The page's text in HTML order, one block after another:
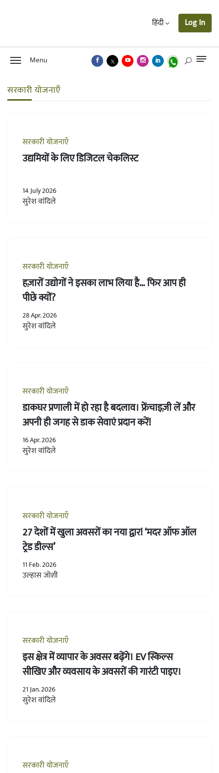
हिंदी Log In
Menu
सरकारी योजनाएँ
सरकारी योजनाएँ
उद्यमियों के लिए डिजिटल चेकलिस्ट
14 July 2026
सुरेश वांदिले
सरकारी योजनाएँ
हज़ारों उद्योगों ने इसका लाभ लिया है… फिर आप ही
पीछे क्यों?
28 Apr. 2026
सुरेश वांदिले
सरकारी योजनाएँ
डाकघर प्रणाली में हो रहा है बदलाव। फ्रेंचाइज़ी लें और
अपनी ही जगह से डाक सेवाएं प्रदान करें!
16 Apr. 2026
सुरेश वांदिले
सरकारी योजनाएँ
27 देशों में खुला अवसरों का नया द्वार! ‘मदर ऑफ ऑल
ट्रेड डील्स’
11 Feb. 2026
उल्हास जोशी
सरकारी योजनाएँ
इस क्षेत्र में व्यापार के अवसर बढ़ेंगे। EV स्किल्स
सीखिए और व्यवसाय के अवसरों की गारंटी पाइए।
21 Jan. 2026
सुरेश वांदिले
सरकारी योजनाएँ